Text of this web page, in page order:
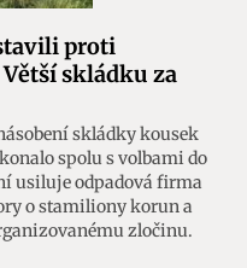
proti
skládku za
skládky kousek
spolu s volbami do
usiluje odpadová firma
o stamiliony korun a
zločinu.